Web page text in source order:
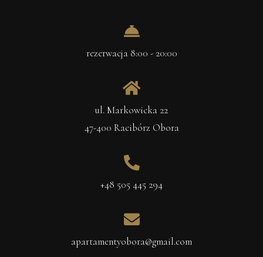
rezerwacja 8:00 - 20:00
ul. Markowicka 22
47-400 Racibórz Obora
+48 505 445 294
apartamentyobora@gmail.com